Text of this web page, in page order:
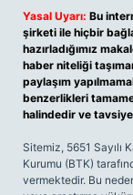
Yasal Uyarı: Bu
şirketi ile hiçbir
hazırladığımız
haber niteliği
paylaşım
benzerlikleri
halindedir ve
Sitemiz, 5651 Sayılı
Kurumu (BTK)
vermektedir. Bu